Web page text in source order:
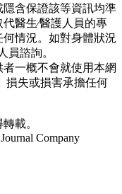
含保證該等資訊均準
醫生∕醫護人員的專
情況。如對身體狀況
員諮詢。
一概不會就使用本網
損失或損害承擔任何
載。
Company